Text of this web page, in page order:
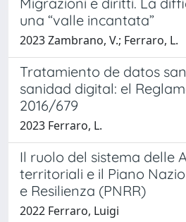
una “valle incantata”
2023 Zambrano, V.; Ferraro, L.
Tratamiento de datos
sanidad digital: el
2016/679
2023 Ferraro, L.
Il ruolo del sistema delle
territoriali e il Piano
e Resilienza (PNRR)
2022 Ferraro, Luigi